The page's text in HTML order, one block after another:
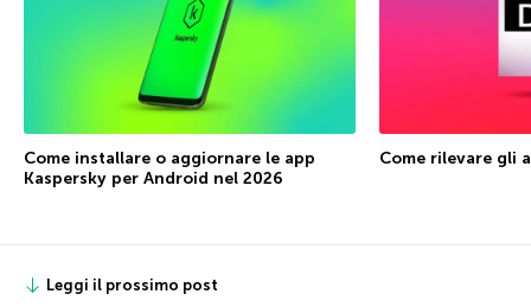
Come installare o aggiornare le app
Kaspersky per Android nel 2026
Come rilevare gli
Leggi il prossimo post